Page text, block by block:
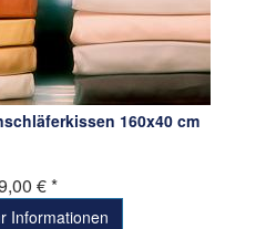
160x40 cm
€ *
Informationen